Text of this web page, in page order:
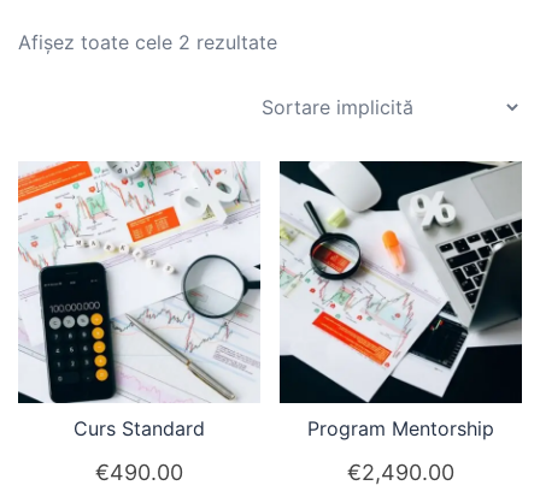
Afișez toate cele 2 rezultate
Curs Standard
€490.00
Program Mentorship
€2,490.00